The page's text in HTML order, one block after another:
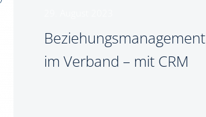
Beziehungsmanagement
im Verband – mit CRM